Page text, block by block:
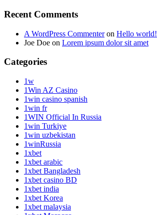
Recent Comments
A WordPress Commenteron Hello world!
Joe Doe on Lorem ipsum dolor sit amet
Categories
1w
1Win AZ Casino
1win casino spanish
1win fr
1WIN Official In Russia
1win Turkiye
1win uzbekistan
1winRussia
1xbet
1xbet arabic
1xbet Bangladesh
1xbet casino BD
1xbet india
1xbet Korea
1xbet malaysia